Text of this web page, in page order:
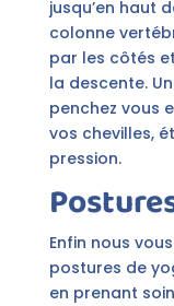
jusqu’en haut
colonne
par les côtés
la descente.
penchez vous
vos chevilles,
pression.
Enfin nous
postures de
en prenant